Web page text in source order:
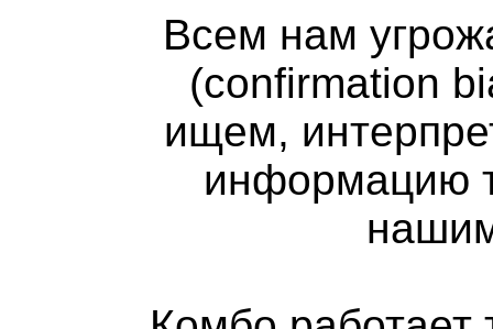
Всем нам
(confirmation
ищем,
информацию